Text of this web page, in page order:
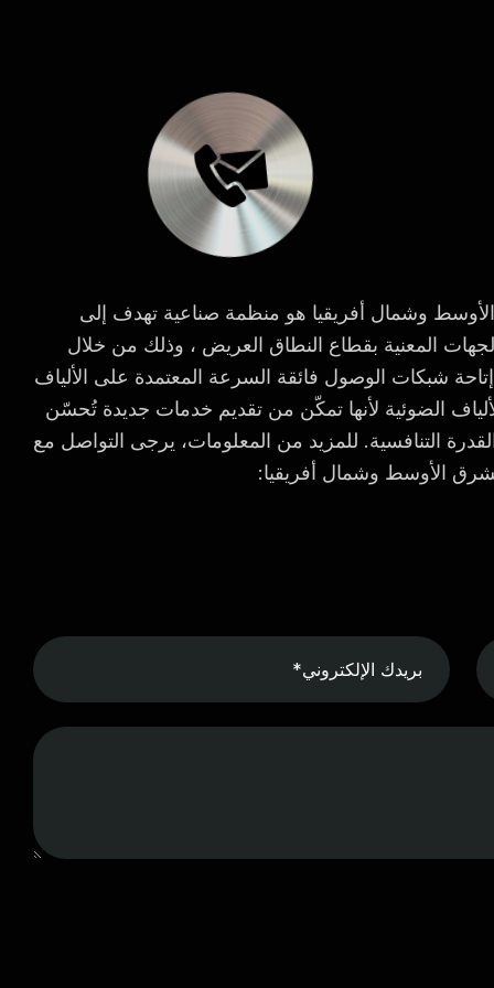
وشمال أفريقيا هو منظمة صناعية تهدف إلى
المعنية بقطاع النطاق العريض ، وذلك من خلال
شبكات الوصول فائقة السرعة المعتمدة على الألياف
الضوئية لأنها تمكّن من تقديم خدمات جديدة تُحسّن
التنافسية. للمزيد من المعلومات، يرجى التواصل مع
الأوسط وشمال أفريقيا: